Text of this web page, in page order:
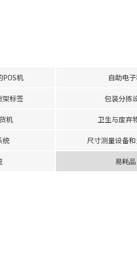
机 自助电
架标签 包装分拣
机 卫生与废弃
统 尺寸测量设备
易耗品